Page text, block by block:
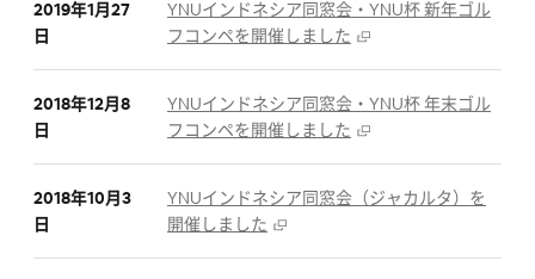
2019年1月27
日
YNUインドネシア同窓会・YNU杯 新年ゴル
フコンペを開催しました
2018年12月8
日
YNUインドネシア同窓会・YNU杯 年末ゴル
フコンペを開催しました
2018年10月3
日
YNUインドネシア同窓会（ジャカルタ）を
開催しました